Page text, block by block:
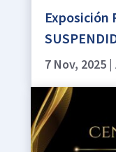
Exposición
7 Nov, 2025|